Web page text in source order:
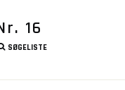
16
SØGELISTE